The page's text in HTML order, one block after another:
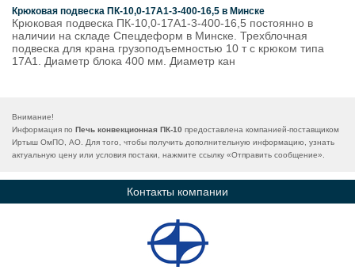
Крюковая подвеска ПК-10,0-17А1-3-400-16,5 в Минске
Крюковая подвеска ПК-10,0-17А1-3-400-16,5 постоянно в
наличии на складе Спецдеформ в Минске. Трехблочная
подвеска для крана грузоподъемностью 10 т с крюком типа
17А1. Диаметр блока 400 мм. Диаметр кан
Внимание!
Информация по Печь конвекционная ПК-10 предоставлена компанией-поставщиком
Иртыш ОмПО, АО. Для того, чтобы получить дополнительную информацию, узнать
актуальную цену или условия постаки, нажмите ссылку «Отправить сообщение».
Контакты компании